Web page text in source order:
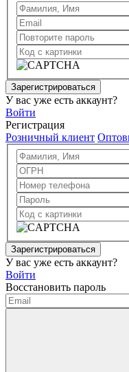
Зарегистрироваться
У вас уже есть аккаунт?
Войти
Регистрация
Розничный клиент
Зарегистрироваться
У вас уже есть аккаунт?
Войти
Восстановить пароль